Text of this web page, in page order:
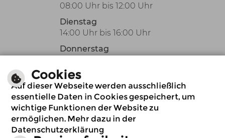
08:00 Uhr bis 12:00 Uhr
Dienstag
14:00 Uhr bis 16:00 Uhr
Donnerstag
Oder nach Vereinbarung
auch außerhalb der
üblichen
Öffnungszeiten.
Cookies
Auf dieser Webseite werden ausschließlich
essentielle Daten in Cookies gespeichert, um
wichtige Funktionen der Website zu
ermöglichen. Mehr dazu in der
Datenschutzerklärung